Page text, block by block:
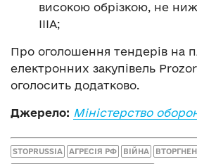
високою обрізкою, не
ІІІА;
Про оголошення тендерів на
електронних закупівель
оголосить додатково.
Джерело: Міністерство
STOPRUSSIA АГРЕСІЯ РФ ВІЙНА